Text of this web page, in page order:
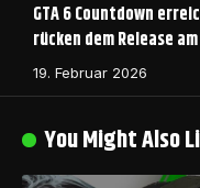
GTA 6 Countdown
rücken dem Release
19. Februar 2026
You Might Also